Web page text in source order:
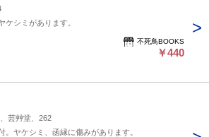
ケシミがあります。
不死鳥BOOKS
￥440
芸艸堂、262
。ヤケシミ、函縁に傷みがあります。